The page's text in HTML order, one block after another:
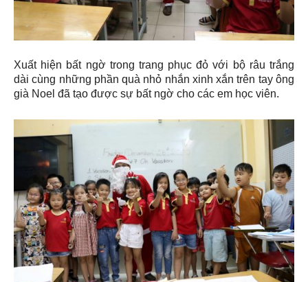
Xuất hiện bất ngờ trong trang phục đỏ với bộ râu trắng
dài cùng những phần quà nhỏ nhắn xinh xắn trên tay ông
già Noel đã tạo được sự bất ngờ cho các em học viên.